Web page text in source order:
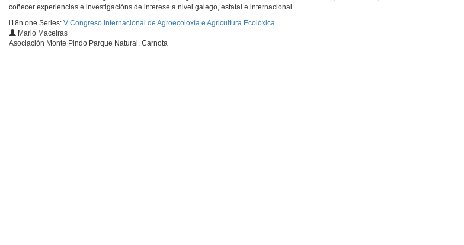
coñecer experiencias e investigacións de interese a nivel galego, estatal e internacional.
i18n.one.Series: V Congreso Internacional de Agroecoloxía e Agricultura Ecolóxica
Mario Maceiras
Asociación Monte Pindo Parque Natural. Carnota